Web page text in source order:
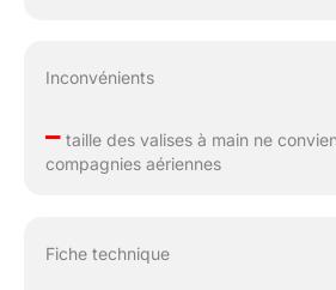
Inconvénients
–taille des valises à main ne
compagnies aériennes
Fiche technique